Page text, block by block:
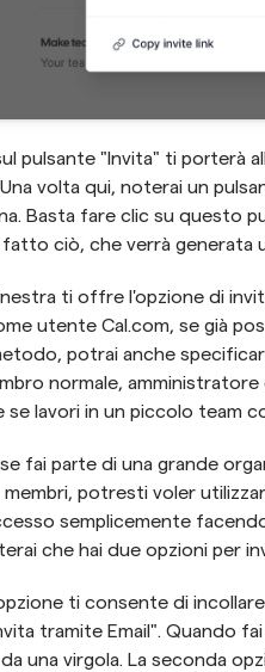
pulsante "Invita" ti porterà
volta qui, noterai un
Basta fare clic su questo
ciò, che verrà generata
ti offre l'opzione di
utente Cal.com, se già
potrai anche
normale,
lavori in un piccolo team
fai parte di una grande
membri, potresti voler
semplicemente
che hai due opzioni per
ti consente di
tramite Email". Quando
una virgola. La seconda